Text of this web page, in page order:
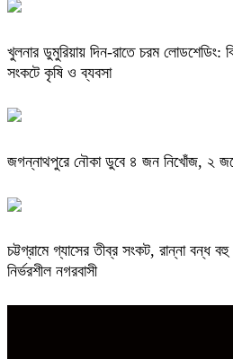
খুলনার ডুমুরিয়ায় দিন-রাতে চরম লোডশেডিং:
সংকটে কৃষি ও ব্যবসা
জগন্নাথপুরে নৌকা ডুবে ৪ জন নিখোঁজ, ২
চট্টগ্রামে গ্যাসের তীব্র সংকট, রান্না বন্ধ
নির্ভরশীল নগরবাসী